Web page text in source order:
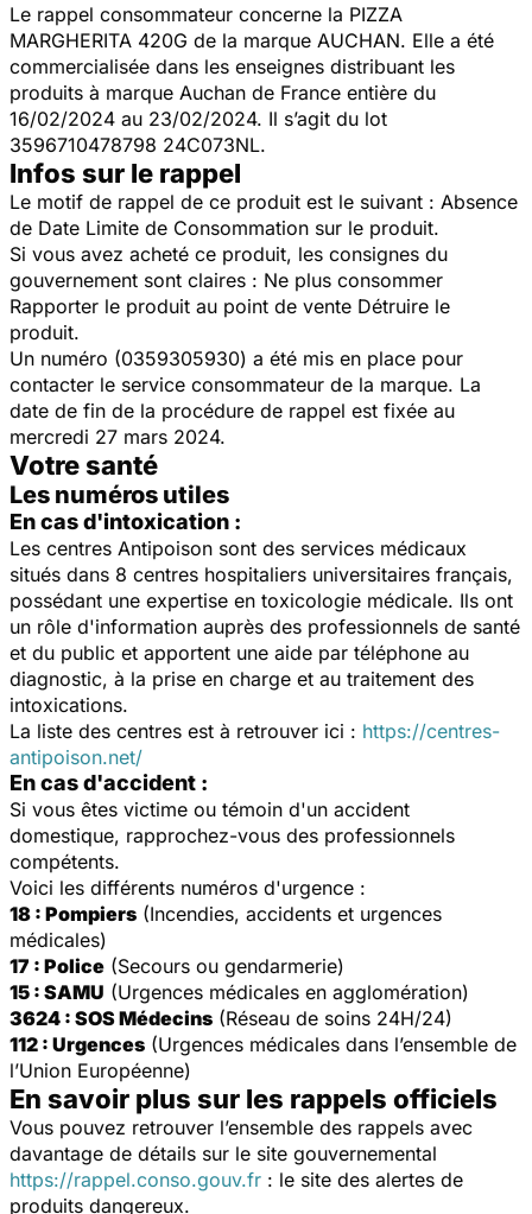
Le rappel consommateur concerne la PIZZA
MARGHERITA 420G de la marque AUCHAN. Elle a été
commercialisée dans les enseignes distribuant les
produits à marque Auchan de France entière du
16/02/2024 au 23/02/2024. Il s’agit du lot
3596710478798 24C073NL.
Infos sur le rappel
Le motif de rappel de ce produit est le suivant : Absence
de Date Limite de Consommation sur le produit.
Si vous avez acheté ce produit, les consignes du
gouvernement sont claires : Ne plus consommer
Rapporter le produit au point de vente Détruire le
produit.
Un numéro (0359305930) a été mis en place pour
contacter le service consommateur de la marque. La
date de fin de la procédure de rappel est fixée au
mercredi 27 mars 2024.
Votre santé
Les numéros utiles
En cas d'intoxication :
Les centres Antipoison sont des services médicaux
situés dans 8 centres hospitaliers universitaires français,
possédant une expertise en toxicologie médicale. Ils ont
un rôle d'information auprès des professionnels de santé
et du public et apportent une aide par téléphone au
diagnostic, à la prise en charge et au traitement des
intoxications.
La liste des centres est à retrouver ici : https://centres-
antipoison.net/
En cas d'accident :
Si vous êtes victime ou témoin d'un accident
domestique, rapprochez-vous des professionnels
compétents.
Voici les différents numéros d'urgence :
18 : Pompiers (Incendies, accidents et urgences
médicales)
17 : Police (Secours ou gendarmerie)
15 : SAMU (Urgences médicales en agglomération)
3624 : SOS Médecins (Réseau de soins 24H/24)
112 : Urgences (Urgences médicales dans l’ensemble de
l’Union Européenne)
En savoir plus sur les rappels officiels
Vous pouvez retrouver l’ensemble des rappels avec
davantage de détails sur le site gouvernemental
https://rappel.conso.gouv.fr : le site des alertes de
produits dangereux.